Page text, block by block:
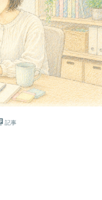
記事